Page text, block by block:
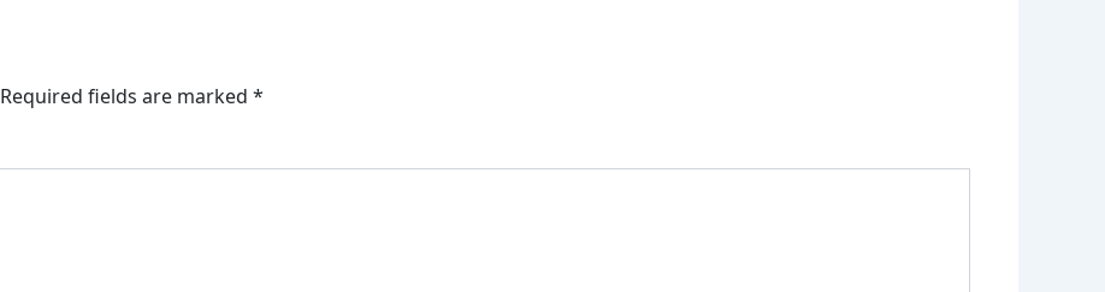
Required fields are marked *